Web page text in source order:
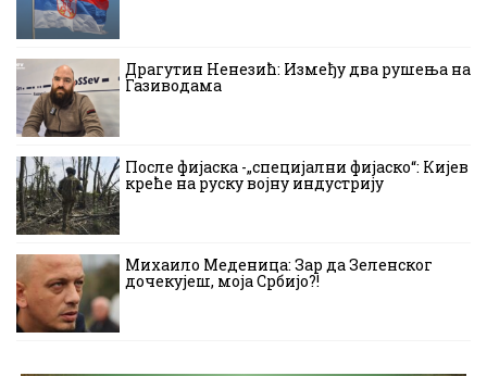
Драгутин Ненезић: Између два рушења на
Газиводама
После фијаска -„специјални фијаско“: Кијев
креће на руску војну индустрију
Михаило Меденица: Зар да Зеленског
дочекујеш, моја Србијо?!